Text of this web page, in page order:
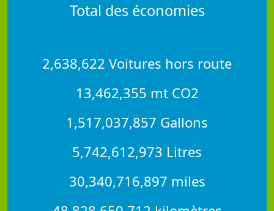
Total des économies
2,638,622 Voitures hors route
13,462,355 mt CO2
1,517,037,857 Gallons
5,742,612,973 Litres
30,340,716,897 miles